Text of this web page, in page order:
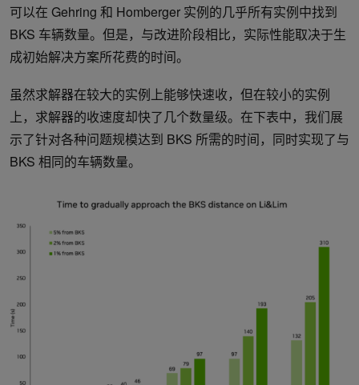
可以在 Gehring 和 Homberger 实例的几乎所有实例中找到
BKS 车辆数量。但是，与改进阶段相比，实际性能取决于生
成初始解决方案所花费的时间。
虽然求解器在较大的实例上能够快速收，但在较小的实例
上，求解器的收速度却快了几个数量级。在下表中，我们展
示了针对各种问题规模达到 BKS 所需的时间，同时实现了与
BKS 相同的车辆数量。